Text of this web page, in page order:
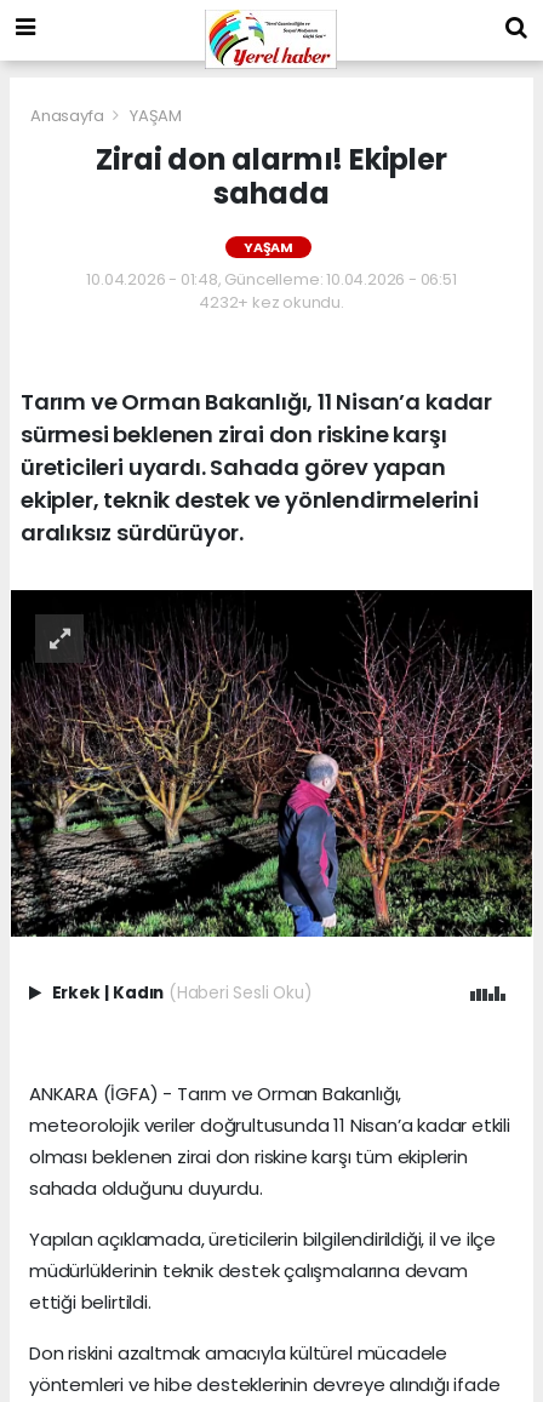
Anasayfa YAŞAM
Zirai don alarmı! Ekipler
sahada
YAŞAM
10.04.2026 - 01:48, Güncelleme: 10.04.2026 - 06:51
4232+ kez okundu.
Tarım ve Orman Bakanlığı, 11 Nisan’a kadar
sürmesi beklenen zirai don riskine karşı
üreticileri uyardı. Sahada görev yapan
ekipler, teknik destek ve yönlendirmelerini
aralıksız sürdürüyor.
Erkek Kadın (Haberi Sesli Oku)
ANKARA (İGFA) - Tarım ve Orman Bakanlığı,
meteorolojik veriler doğrultusunda 11 Nisan’a kadar etkili
olması beklenen zirai don riskine karşı tüm ekiplerin
sahada olduğunu duyurdu.
Yapılan açıklamada, üreticilerin bilgilendirildiği, il ve ilçe
müdürlüklerinin teknik destek çalışmalarına devam
ettiği belirtildi.
Don riskini azaltmak amacıyla kültürel mücadele
yöntemleri ve hibe desteklerinin devreye alındığı ifade